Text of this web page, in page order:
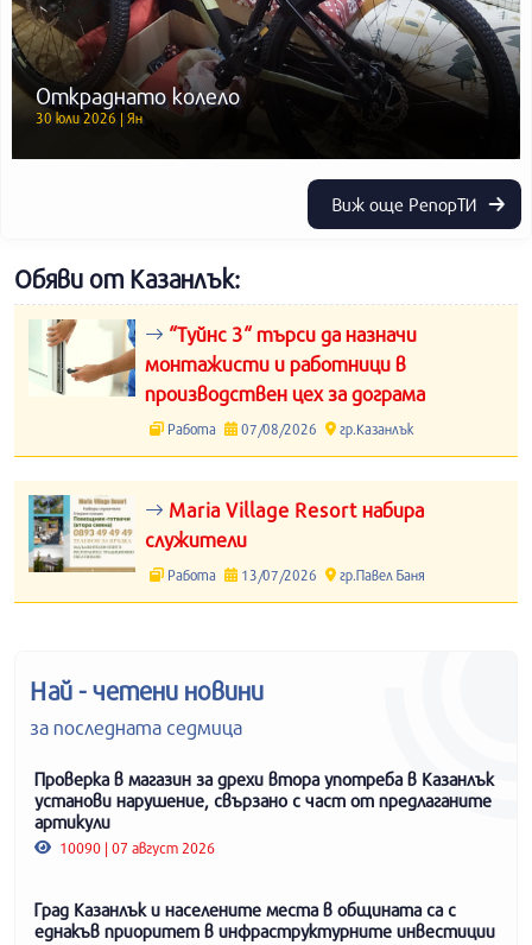
Откраднато колело
30 юли 2026 | Ян
Виж още РепорТИ
Обяви от Казанлък:
“Туйнс 3“ търси да назначи
монтажисти и работници в
производствен цех за дограма
Работа 07/08/2026 гр.Казанлък
Maria Village Resort набира
служители
Работа 13/07/2026 гр.Павел Баня
Най - четени новини
за последната седмица
Проверка в магазин за дрехи втора употреба в Казанлък
установи нарушение, свързано с част от предлаганите
артикули
10090 | 07 август 2026
Град Казанлък и населените места в общината са с
еднакъв приоритет в инфраструктурните инвестиции